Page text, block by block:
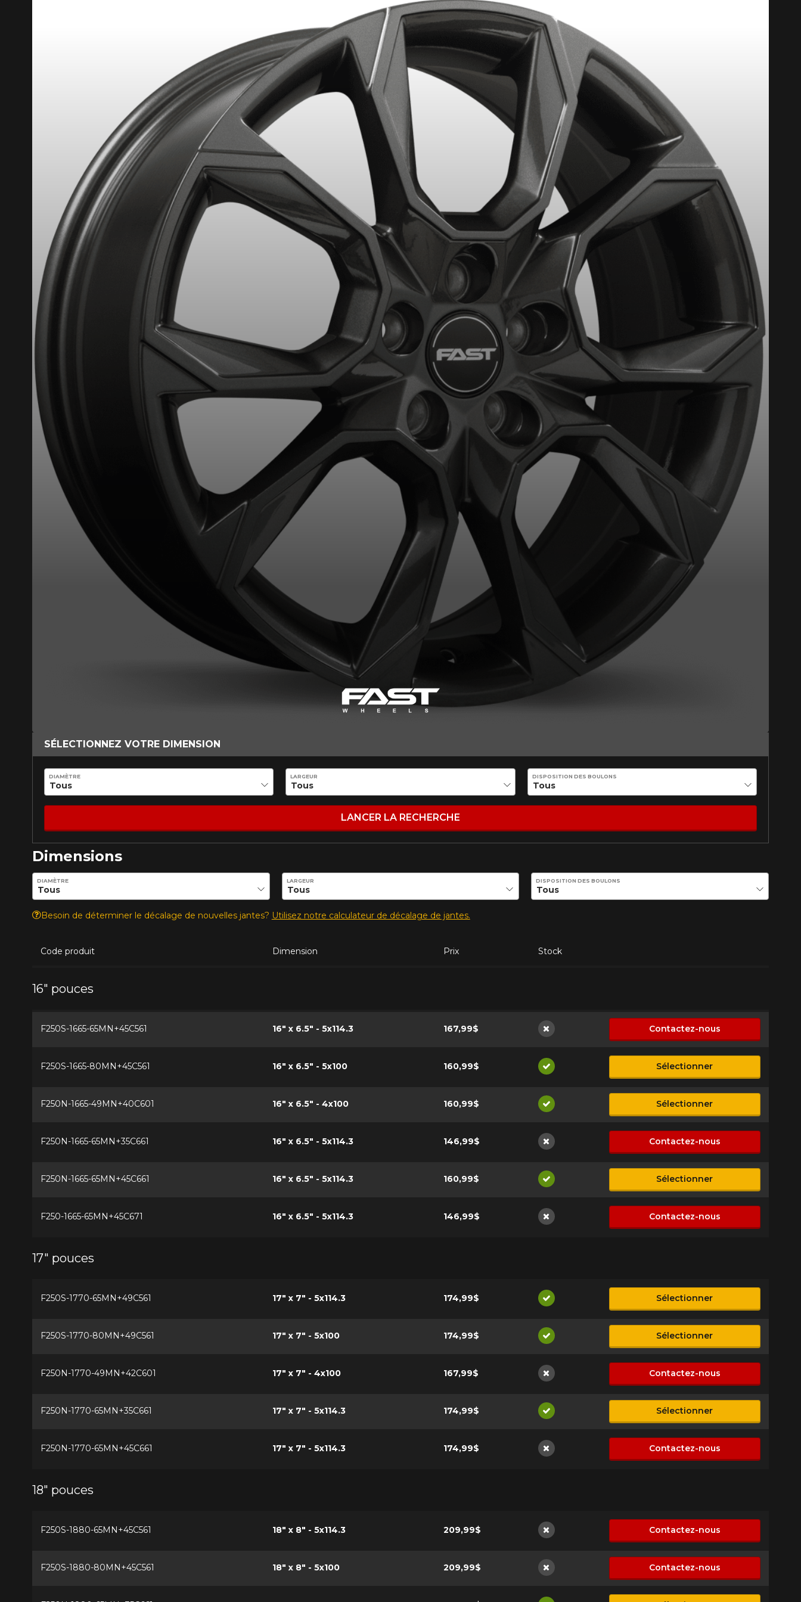
SÉLECTIONNEZ VOTRE DIMENSION
DIAMÈTRE LARGEUR DISPOSITION DES BOULONS
LANCER LA RECHERCHE
Dimensions
Entrez les dimensions souhaitées pour vérifier la disponibilité de ce produit.
DIAMÈTRE LARGEUR DISPOSITION DES BOULONS
Besoin de déterminer le décalage de nouvelles jantes? Utilisez notre calculateur de décalage de jantes.
Code produit Dimension Prix Stock
16" pouces
F250S-1665-65MN+45C561 16" x 6.5" - 5x114.3 167,99$
Non disponible
Contactez-nous
F250S-1665-80MN+45C561 16" x 6.5" - 5x100 160,99$
Disponible
Sélectionner
F250N-1665-49MN+40C601 16" x 6.5" - 4x100 160,99$
Disponible
Sélectionner
F250N-1665-65MN+35C661 16" x 6.5" - 5x114.3 146,99$
Non disponible
Contactez-nous
F250N-1665-65MN+45C661 16" x 6.5" - 5x114.3 160,99$
Disponible
Sélectionner
F250-1665-65MN+45C671 16" x 6.5" - 5x114.3 146,99$
Non disponible
Contactez-nous
17" pouces
F250S-1770-65MN+49C561 17" x 7" - 5x114.3 174,99$
Disponible
Sélectionner
F250S-1770-80MN+49C561 17" x 7" - 5x100 174,99$
Disponible
Sélectionner
F250N-1770-49MN+42C601 17" x 7" - 4x100 167,99$
Non disponible
Contactez-nous
F250N-1770-65MN+35C661 17" x 7" - 5x114.3 174,99$
Disponible
Sélectionner
F250N-1770-65MN+45C661 17" x 7" - 5x114.3 174,99$
Non disponible
Contactez-nous
18" pouces
F250S-1880-65MN+45C561 18" x 8" - 5x114.3 209,99$
Non disponible
Contactez-nous
F250S-1880-80MN+45C561 18" x 8" - 5x100 209,99$
Non disponible
Contactez-nous
CODE PROMOKUMHO12 APPLICABLE SUR TOUT ACHAT DE 4 PNEUS DE MARQUE KUMHO*
VOICI LES DIMENSIONS POUR VOTRE VÉHICULE
Fermer
Que magasinez-vous?
Malheureusement, aucun résultat ne convenant parfaitement à votre recherche n'est disponible en ligne
présentement. Nous aimerions vous aider à trouver le produit qu'il vous faut. N'hésitez pas à contacter notre
service à la clientèle, qui se fera un plaisir de rechercher des options pour votre configuration.
véhicule directement avant de commander.